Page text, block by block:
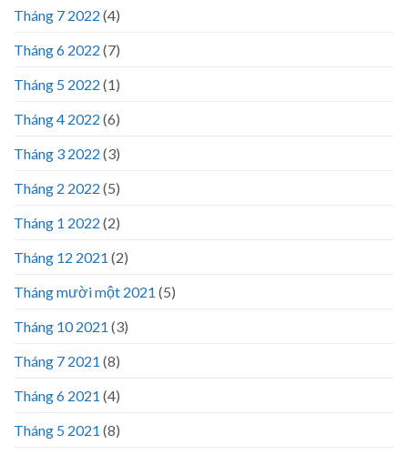
Tháng 7 2022 (4)
Tháng 6 2022 (7)
Tháng 5 2022 (1)
Tháng 4 2022 (6)
Tháng 3 2022 (3)
Tháng 2 2022 (5)
Tháng 1 2022 (2)
Tháng 12 2021 (2)
Tháng mười một 2021 (5)
Tháng 10 2021 (3)
Tháng 7 2021 (8)
Tháng 6 2021 (4)
Tháng 5 2021 (8)